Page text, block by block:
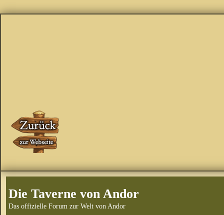
Die Taverne von Andor
Das offizielle Forum zur Welt von Andor